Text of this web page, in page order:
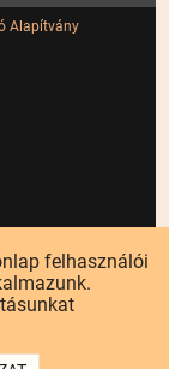
Alapítvány
felhasználói